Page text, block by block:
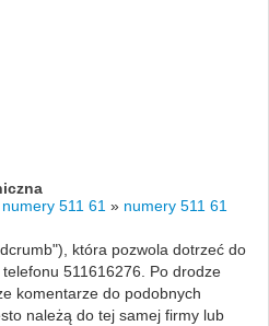
numery 511 61 » numery 511 61
która pozwola dotrzeć do
511616276. Po drodze
komentarze do podobnych
należą do tej samej firmy lub